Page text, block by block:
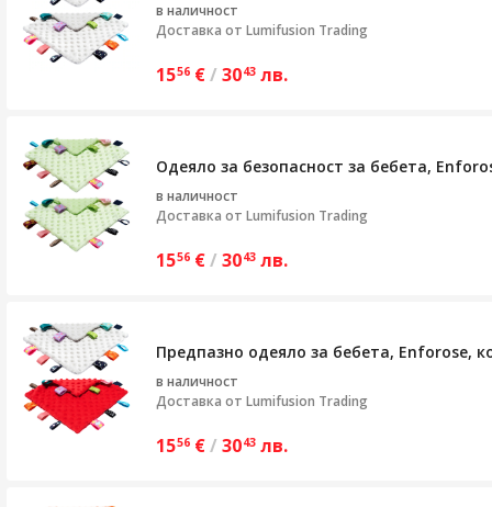
в наличност
Доставка от Lumifusion Trading
1556 €/ 3043 лв.
Одеяло за безопасност за бебета,
в наличност
Доставка от Lumifusion Trading
1556 €/ 3043 лв.
Предпазно одеяло за бебета, Enforose,
в наличност
Доставка от Lumifusion Trading
1556 €/ 3043 лв.